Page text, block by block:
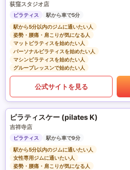
荻窪スタジオ店
ピラティス
駅から車で5分
駅から5分以内のジムに通いたい人
姿勢・腰痛・肩こりが気になる人
マットピラティスを始めたい人
パーソナルピラティスを始めたい人
マシンピラティスを始めたい人
グループレッスンで始めたい人
公式サイトを見る
ピラティスケー (pilates K)
吉祥寺店
ピラティス
駅から車で9分
駅から5分以内のジムに通いたい人
女性専用ジムに通いたい人
姿勢・腰痛・肩こりが気になる人